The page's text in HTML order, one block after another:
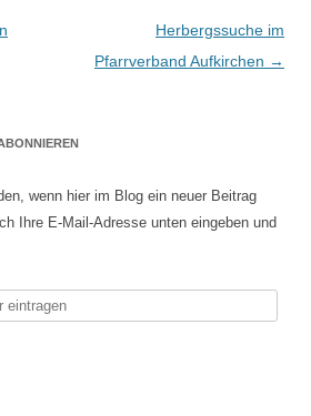
Herbergssuche im
Pfarrverband Aufkirchen →
wenn hier im Blog ein neuer Beitrag
Ihre E-Mail-Adresse unten eingeben und